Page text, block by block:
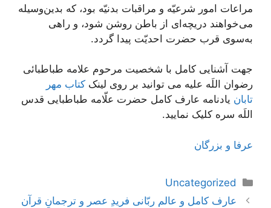
مراعات امور شرعيّه و مراقبات بدنيّه بود، كه بدين‌وسيله
می‌‏خواهند دريچه‌‏اى از باطن روشن شود، و راهى
به‌سوى قرب حضرت احديّت پيدا گردد.
جهت آشنایی کامل با شخصیت مرحوم علامه طباطبائی
رضوان اللَه علیه می توانید بر روی لینک کتاب مهر
تابان يادنامه عارف کامل حضرت علّامه طباطبایی قدس
اللَه سره کلیک نمایید.
عرفا و بزرگان
دسته‌ها
Uncategorized
ناوبریعارف کامل و عالم ربّانی فریدِ عصر و ترجمانِ قرآن